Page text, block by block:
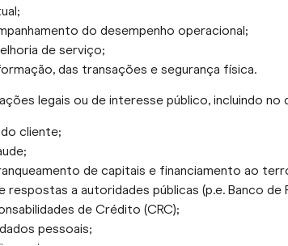
do desempenho operacional;
de serviço;
das transações e segurança física.
legais ou de interesse público, incluindo
cliente;
de capitais e financiamento ao
respostas a autoridades públicas (p.e. Banco
de Crédito (CRC);
pessoais;